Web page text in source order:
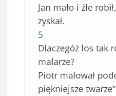
Jan mało i źle
zyskał.
5
Dlaczegóż los tak
malarze?
Piotr malował
piękniejsze twarze”